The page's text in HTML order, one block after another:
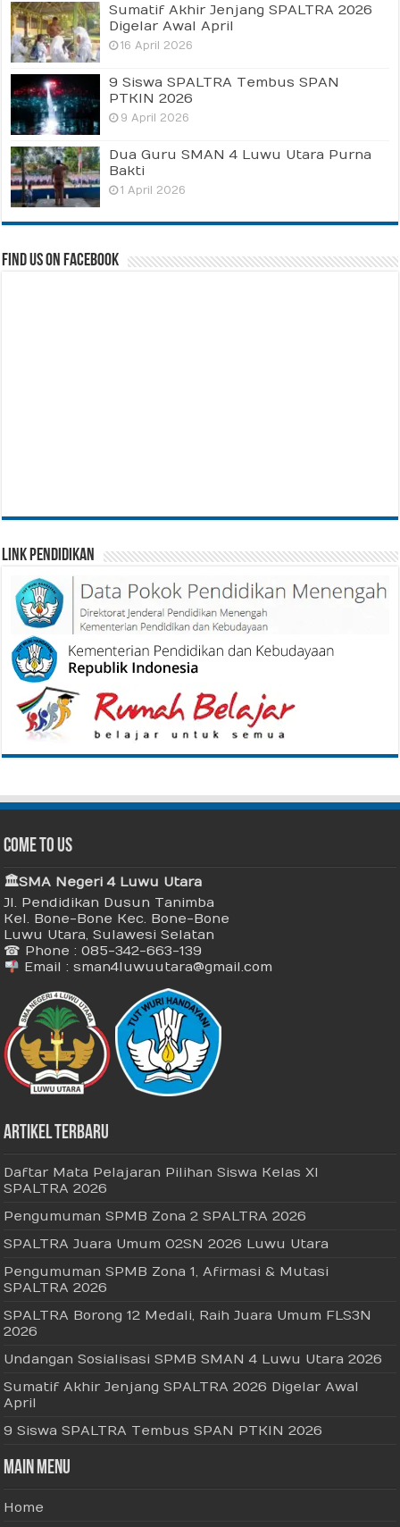
Sumatif Akhir Jenjang SPALTRA 2026
Digelar Awal April
16 April 2026
9 Siswa SPALTRA Tembus SPAN
PTKIN 2026
9 April 2026
Dua Guru SMAN 4 Luwu Utara Purna
Bakti
1 April 2026
Find us on Facebook
Link Pendidikan
Come To Us
🏛 SMA Negeri 4 Luwu Utara
Jl. Pendidikan Dusun Tanimba
Kel. Bone-Bone Kec. Bone-Bone
Luwu Utara, Sulawesi Selatan
☎ Phone : 085-342-663-139
Email : sman4luwuutara@gmail.com
Artikel Terbaru
Daftar Mata Pelajaran Pilihan Siswa Kelas XI
SPALTRA 2026
Pengumuman SPMB Zona 2 SPALTRA 2026
SPALTRA Juara Umum O2SN 2026 Luwu Utara
Pengumuman SPMB Zona 1, Afirmasi & Mutasi
SPALTRA 2026
SPALTRA Borong 12 Medali, Raih Juara Umum FLS3N
2026
Undangan Sosialisasi SPMB SMAN 4 Luwu Utara 2026
Sumatif Akhir Jenjang SPALTRA 2026 Digelar Awal
April
9 Siswa SPALTRA Tembus SPAN PTKIN 2026
Main Menu
Home